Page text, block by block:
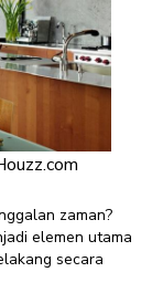
zaman?
elemen utama
secara